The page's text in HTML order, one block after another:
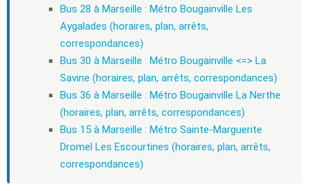
Bus 28 à Marseille : Métro Bougainville Les
Aygalades (horaires, plan, arrêts,
correspondances)
Bus 30 à Marseille : Métro Bougainville <=> La
Savine (horaires, plan, arrêts, correspondances)
Bus 36 à Marseille : Métro Bougainville La Nerthe
(horaires, plan, arrêts, correspondances)
Bus 15 à Marseille : Métro Sainte-Marguerite
Dromel Les Escourtines (horaires, plan, arrêts,
correspondances)